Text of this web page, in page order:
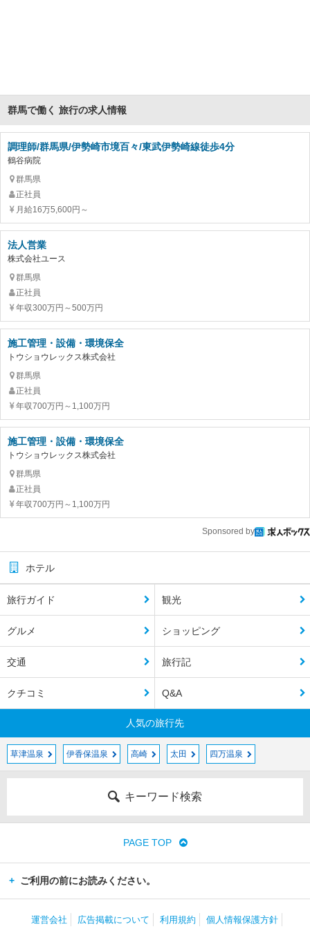
群馬で働く 旅行の求人情報
調理師/群馬県/伊勢崎市境百々/東武伊勢崎線徒歩4分
鶴谷病院
群馬県
正社員
月給16万5,600円～
法人営業
株式会社ユース
群馬県
正社員
年収300万円～500万円
施工管理・設備・環境保全
トウショウレックス株式会社
群馬県
正社員
年収700万円～1,100万円
施工管理・設備・環境保全
トウショウレックス株式会社
群馬県
正社員
年収700万円～1,100万円
Sponsored by
ホテル
旅行ガイド 観光
グルメ ショッピング
交通 旅行記
クチコミ Q&A
人気の旅行先
草津温泉 伊香保温泉 高崎 太田 四万温泉
キーワード検索
PAGE TOP
ご利用の前にお読みください。
運営会社 広告掲載について 利用規約 個人情報保護方針